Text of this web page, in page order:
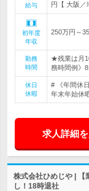
給与
円【 大阪／
初年度
年収
250万円～
勤務
時間
★残業は月
務時間例》
休日
休暇
# 《年間休
年末年始休
求人詳細
株式会社ひめじや | 【
し！18時退社